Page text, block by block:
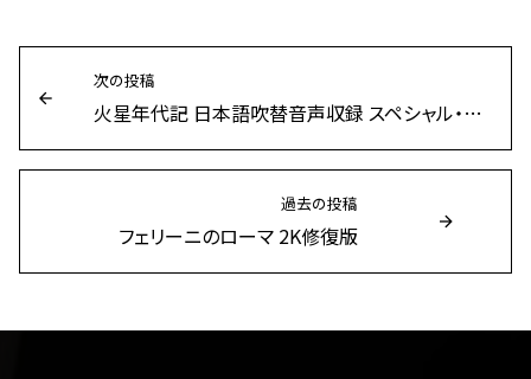
過去の投稿
フェリーニのローマ 2K修復版
次の投稿
火星年代記 日本語吹替音声収録 スペシャル・エディション